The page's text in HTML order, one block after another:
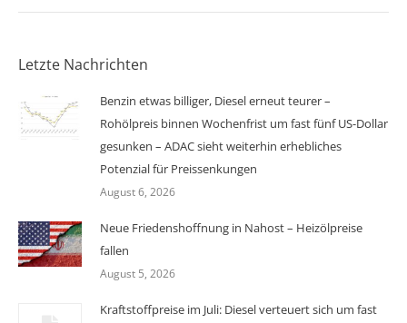
Letzte Nachrichten
Benzin etwas billiger, Diesel erneut teurer –
Rohölpreis binnen Wochenfrist um fast fünf US-Dollar
gesunken – ADAC sieht weiterhin erhebliches
Potenzial für Preissenkungen
August 6, 2026
Neue Friedenshoffnung in Nahost – Heizölpreise
fallen
August 5, 2026
Kraftstoffpreise im Juli: Diesel verteuert sich um fast